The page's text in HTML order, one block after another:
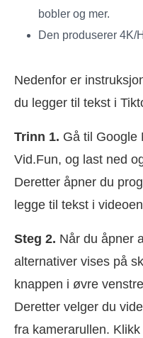
bobler og mer.
Den produserer 4K/
Nedenfor er
du legger til tekst i
Trinn 1. Gå til Google
Vid.Fun, og last ned
Deretter åpner du
legge til tekst i
Steg 2. Når du åpner
alternativer vises på
knappen i øvre
Deretter velger du
fra kamerarullen.